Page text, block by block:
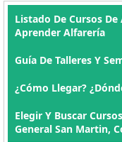
Listado De Cursos
Aprender Alfarería
Guía De Talleres Y
¿Cómo Llegar?
Elegir Y Buscar
General San Martin,